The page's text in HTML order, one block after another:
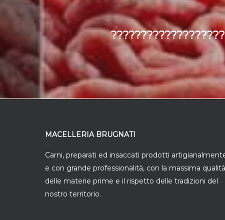
MACELLERIA BRUGNATI
Carni, preparati ed insaccati prodotti
e con grande professionalità, con la massima qualità
delle materie prime e il rispetto delle tradizioni del
nostro territorio.